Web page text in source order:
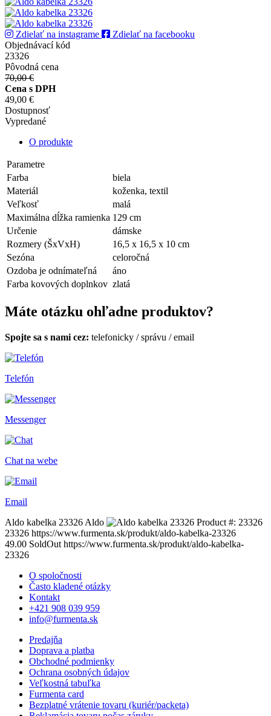
Zdielať na instagrame
Zdielať na facebooku
Objednávací kód
23326
Pôvodná cena
70,00 €
Cena s DPH
49,00 €
Dostupnosť
Vypredané
O produkte
Parametre
Farba
biela
Materiál
koženka, textil
Veľkosť
malá
Maximálna dĺžka ramienka 129 cm
Určenie
dámske
Rozmery (ŠxVxH)
16,5 x 16,5 x 10 cm
Sezóna
celoročná
Ozdoba je odnímateľná
áno
Farba kovových doplnkov zlatá
Máte otázku ohľadne produktov?
Spojte sa s nami cez: telefonicky /správu /email
Telefón
Messenger
Chat na webe
Email
Aldo kabelka 23326 Aldo Product #: 23326
23326 https://www.furmenta.sk/produkt/aldo-kabelka-23326
49.00 SoldOut https://www.furmenta.sk/produkt/aldo-kabelka-
23326
O spoločnosti
Často kladené otázky
Kontakt
+421 908 039 959
info@furmenta.sk
Predajňa
Doprava a platba
Obchodné podmienky
Ochrana osobných údajov
Veľkostná tabuľka
Furmenta card
Bezplatné vrátenie tovaru (kuriér/packeta)